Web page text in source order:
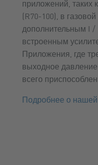
приложений, таких
(R70-100), в
дополнительным I /
встроенным
Приложения, где
выходное
всего
Подробнее о нашей